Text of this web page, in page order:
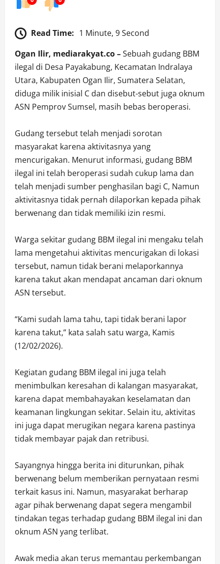
Read Time: 1 Minute, 9 Second
Ogan Ilir, mediarakyat.co –Sebuah gudang BBM
ilegal di Desa Payakabung, Kecamatan Indralaya
Utara, Kabupaten Ogan Ilir, Sumatera Selatan,
diduga milik inisial C dan disebut-sebut juga oknum
ASN Pemprov Sumsel, masih bebas beroperasi.
Gudang tersebut telah menjadi sorotan
masyarakat karena aktivitasnya yang
mencurigakan. Menurut informasi, gudang BBM
ilegal ini telah beroperasi sudah cukup lama dan
telah menjadi sumber penghasilan bagi C, Namun
aktivitasnya tidak pernah dilaporkan kepada pihak
berwenang dan tidak memiliki izin resmi.
Warga sekitar gudang BBM ilegal ini mengaku telah
lama mengetahui aktivitas mencurigakan di lokasi
tersebut, namun tidak berani melaporkannya
karena takut akan mendapat ancaman dari oknum
ASN tersebut.
“Kami sudah lama tahu, tapi tidak berani lapor
karena takut,” kata salah satu warga, Kamis
(12/02/2026).
Kegiatan gudang BBM ilegal ini juga telah
menimbulkan keresahan di kalangan masyarakat,
karena dapat membahayakan keselamatan dan
keamanan lingkungan sekitar. Selain itu, aktivitas
ini juga dapat merugikan negara karena pastinya
tidak membayar pajak dan retribusi.
Sayangnya hingga berita ini diturunkan, pihak
berwenang belum memberikan pernyataan resmi
terkait kasus ini. Namun, masyarakat berharap
agar pihak berwenang dapat segera mengambil
tindakan tegas terhadap gudang BBM ilegal ini dan
oknum ASN yang terlibat.
Awak media akan terus memantau perkembangan